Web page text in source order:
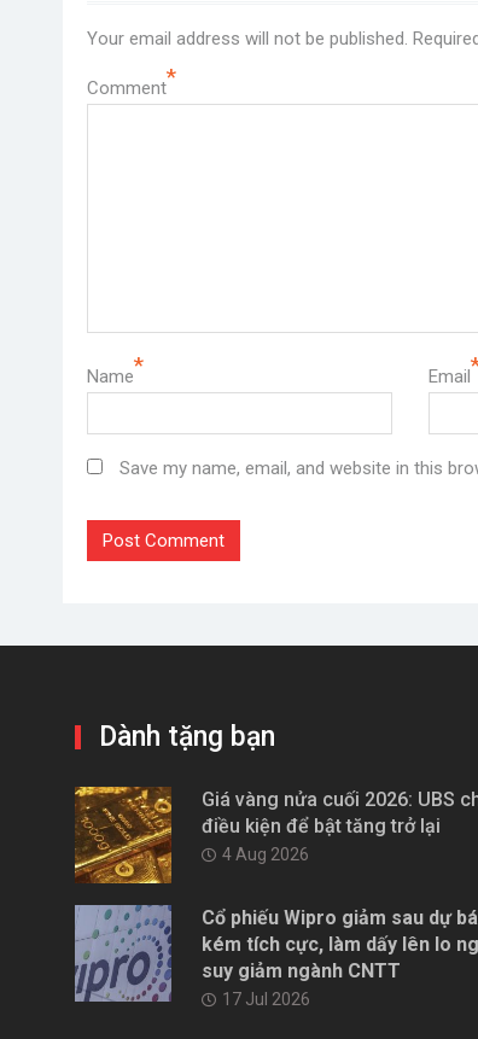
Your email address will not be published.
Comment*
Name* Email
Save my name, email, and website in this
Dành tặng bạn
Giá vàng nửa cuối 2026: UBS
điều kiện để bật tăng trở lại
4 Aug 2026
Cổ phiếu Wipro giảm sau dự
kém tích cực, làm dấy lên lo
suy giảm ngành CNTT
17 Jul 2026